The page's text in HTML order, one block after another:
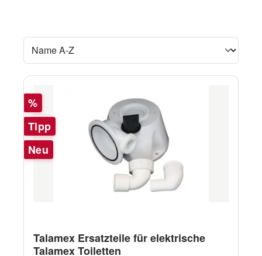
Rabatt
%
Tipp
Neu
Talamex Ersatzteile für elektrische
Talamex Toiletten